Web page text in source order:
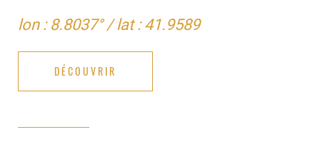
lon : 8.8037° / lat : 41.9589
DÉCOUVRIR